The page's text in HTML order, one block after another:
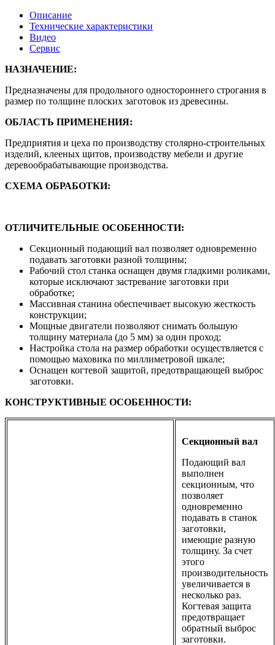
Описание
Технические характеристики
Видео
Сервис
НАЗНАЧЕНИЕ:
Предназначены для продольного одностороннего строгания в
размер по толщине плоских заготовок из древесины.
ОБЛАСТЬ ПРИМЕНЕНИЯ:
Предприятия и цеха по производству столярно-строительных
изделий, клееных щитов, производству мебели и другие
деревообрабатывающие производства.
СХЕМА ОБРАБОТКИ:
ОТЛИЧИТЕЛЬНЫЕ ОСОБЕННОСТИ:
Секционный подающий вал позволяет одновременно
подавать заготовки разной толщины;
Рабочий стол станка оснащен двумя гладкими роликами,
которые исключают застревание заготовки при
обработке;
Массивная станина обеспечивает высокую жесткость
конструкции;
Мощные двигатели позволяют снимать большую
толщину материала (до 5 мм) за один проход;
Настройка стола на размер обработки осуществляется с
помощью маховика по миллиметровой шкале;
Оснащен когтевой защитой, предотвращающей выброс
заготовки.
КОНСТРУКТИВНЫЕ ОСОБЕННОСТИ:
Секционный вал
Подающий вал
выполнен
секционным, что
позволяет
одновременно
подавать в станок
заготовки,
имеющие разную
толщину. За счет
этого
производительность
увеличивается в
несколько раз.
Когтевая защита
предотвращает
обратный выброс
заготовки.